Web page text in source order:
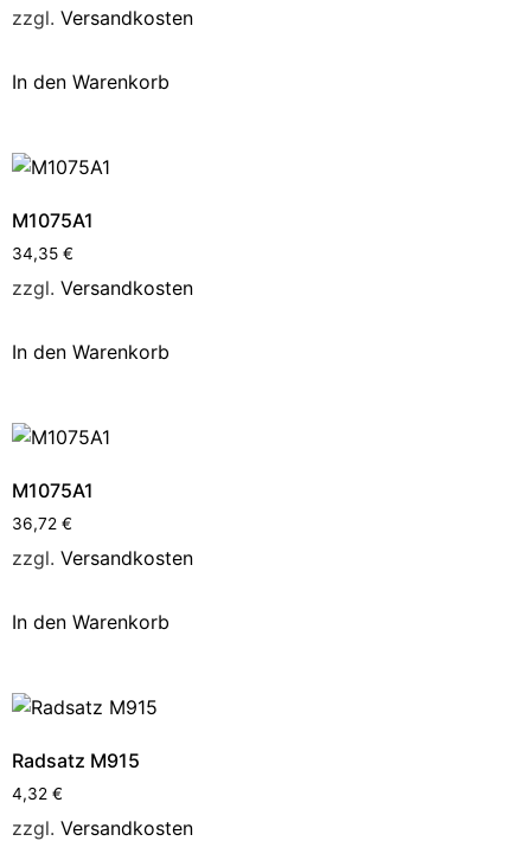
zzgl. Versandkosten
In den Warenkorb
M1075A1
34,35 €
zzgl. Versandkosten
In den Warenkorb
M1075A1
36,72 €
zzgl. Versandkosten
In den Warenkorb
Radsatz M915
4,32 €
zzgl. Versandkosten